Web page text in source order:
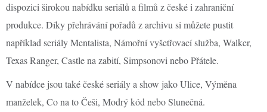
dispozici širokou nabídku seriálů a filmů z české i zahraniční
produkce. Díky přehrávání pořadů z archivu si můžete pustit
například seriály Mentalista, Námořní vyšetřovací služba, Walker,
Texas Ranger, Castle na zabití, Simpsonovi nebo Přátele.
V nabídce jsou také české seriály a show jako Ulice, Výměna
manželek, Co na to Češi, Modrý kód nebo Slunečná.